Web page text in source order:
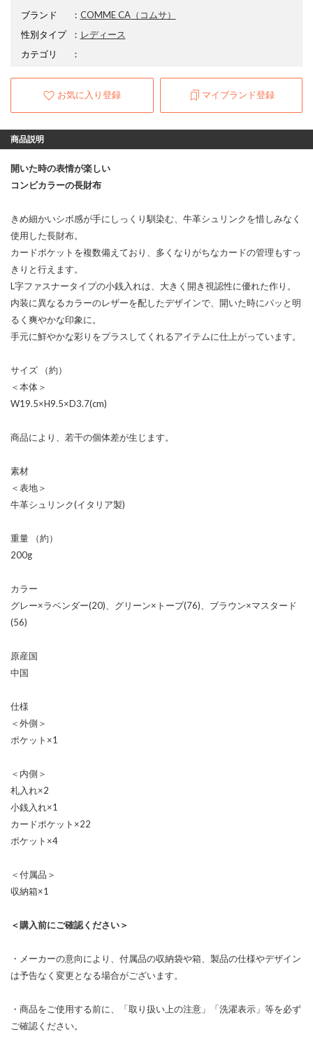
ブランド
： COMME CA（コムサ）
性別タイプ
： レディース
カテゴリ
：
お気に入り登録 マイブランド登録
商品説明
開いた時の表情が楽しい
コンビカラーの長財布
きめ細かいシボ感が手にしっくり馴染む、牛革シュリンクを惜しみなく
使用した長財布。
カードポケットを複数備えており、多くなりがちなカードの管理もすっ
きりと行えます。
L字ファスナータイプの小銭入れは、大きく開き視認性に優れた作り。
内装に異なるカラーのレザーを配したデザインで、開いた時にパッと明
るく爽やかな印象に。
手元に鮮やかな彩りをプラスしてくれるアイテムに仕上がっています。
サイズ （約）
＜本体＞
W19.5×H9.5×D3.7(cm)
商品により、若干の個体差が生じます。
素材
＜表地＞
牛革シュリンク(イタリア製)
重量 （約）
200g
カラー
グレー×ラベンダー(20)、グリーン×トープ(76)、ブラウン×マスタード
(56)
原産国
中国
仕様
＜外側＞
ポケット×1
＜内側＞
札入れ×2
小銭入れ×1
カードポケット×22
ポケット×4
＜付属品＞
収納箱×1
＜購入前にご確認ください＞
・メーカーの意向により、付属品の収納袋や箱、製品の仕様やデザイン
は予告なく変更となる場合がございます。
・商品をご使用する前に、「取り扱い上の注意」「洗濯表示」等を必ず
ご確認ください。